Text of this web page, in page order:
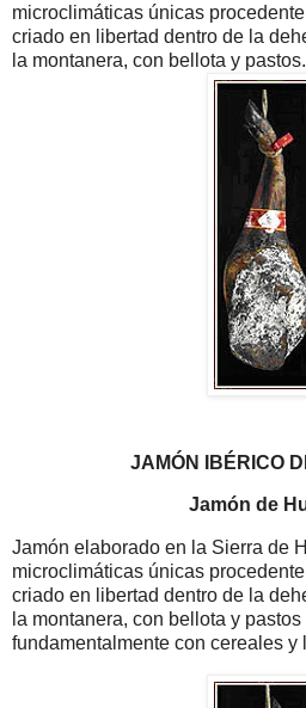
microclimáticas únicas
criado en libertad dentro de la
la montanera, con bellota y pastos.
JAMÓN IBÉRICO
Jamón de
Jamón elaborado en la Sierra de
microclimáticas únicas
criado en libertad dentro de la
la montanera, con bellota y
fundamentalmente con cereales y